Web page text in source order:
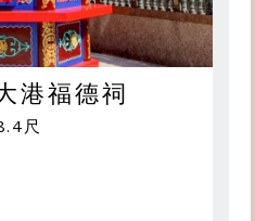
港福德祠
尺